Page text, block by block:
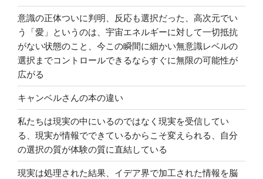
意識の正体ついに判明、反応も選択だった、高次元でい
う「愛」というのは、宇宙エネルギーに対して一切抵抗
がない状態のこと、今この瞬間に細かい無意識レベルの
選択までコントロールできるならすぐに無限の可能性が
広がる
キャンベルさんの本の違い
私たちは現実の中にいるのではなく現実を受信してい
る、現実が情報でできているからこそ変えられる、自分
の選択の質が体験の質に直結している
現実は処理された結果、イデア界で加工された情報を脳